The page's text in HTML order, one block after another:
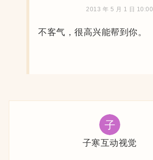
2013 年 5 月 1 日 10:00
不客气，很高兴能帮到你。
子寒互动视觉